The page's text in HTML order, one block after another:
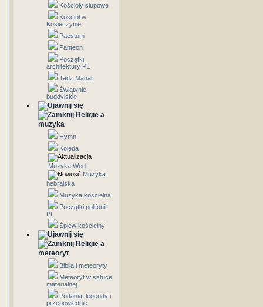
Kościoły słupowe
Kościół w
Kosieczynie
Paestum
Panteon
Początki
architektury PL
Tadż Mahal
Świątynie
buddyjskie
Religie a
muzyka
Hymn
Kolęda
Muzyka Wed
Muzyka
hebrajska
Muzyka kościelna
Początki polifonii
PL
Śpiew kościelny
Religie a
meteoryt
Biblia i meteoryty
Meteoryt w sztuce
materialnej
Podania, legendy i
przepowiednie